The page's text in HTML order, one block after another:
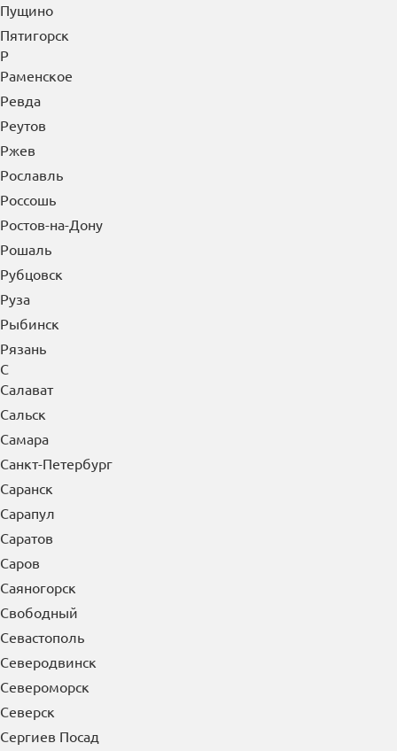
Пущино
Пятигорск
Р
Раменское
Ревда
Реутов
Ржев
Рославль
Россошь
Ростов-на-Дону
Рошаль
Рубцовск
Руза
Рыбинск
Рязань
С
Салават
Сальск
Самара
Санкт-Петербург
Саранск
Сарапул
Саратов
Саров
Саяногорск
Свободный
Севастополь
Северодвинск
Североморск
Северск
Сергиев Посад